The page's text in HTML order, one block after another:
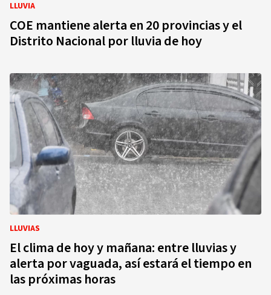
LLUVIA
COE mantiene alerta en 20 provincias y el
Distrito Nacional por lluvia de hoy
LLUVIAS
El clima de hoy y mañana: entre lluvias y
alerta por vaguada, así estará el tiempo en
las próximas horas